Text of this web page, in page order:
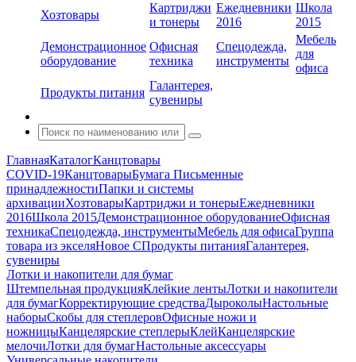
Хозтовары
Картриджи
и тонеры
Ежедневники
2016
Школа
2015
Демонстрационное
оборудование
Офисная
техника
Спецодежда,
инструменты
Мебель
для
офиса
Продукты питания
Галантерея,
сувениры
ГлавнаяКаталогКанцтовары
COVID-19КанцтоварыБумага Письменные
принадлежностиПапки и системы
архивацииХозтоварыКартриджи и тонерыЕжедневники
2016Школа 2015Демонстрационное оборудованиеОфисная
техникаСпецодежда, инструментыМебель для офисаГруппа
товара из экселяНовое СПродукты питанияГалантерея,
сувениры
Лотки и накопители для бумаг
Штемпельная продукцияКлейкие лентыЛотки и накопители
для бумагКорректирующие средстваДыроколыНастольные
наборыСкобы для степлеровОфисные ножи и
ножницыКанцелярские степлерыКлейКанцелярские
мелочиЛотки для бумагНастольные аксессуары